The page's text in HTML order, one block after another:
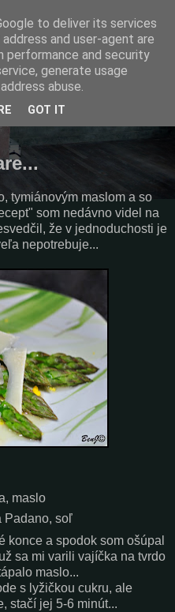
tymiánovým maslom a so
som nedávno videl na
že v jednoduchosti je
nepotrebuje...
maslo
Padano, soľ
konce a spodok som ošúpal
sa mi varili vajíčka na tvrdo
maslo...
s lyžičkou cukru, ale
stačí jej 5-6 minút...
to deliver its services
and user-agent are
performance and security
generate usage
abuse.
GOT IT